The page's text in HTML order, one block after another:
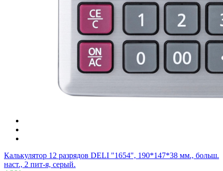
Калькулятор 12 разрядов DELI "1654", 190*147*38 мм., больш.
наст., 2 пит-я, серый.